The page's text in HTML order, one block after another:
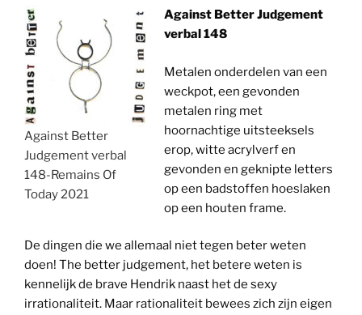
Against Better
Judgement verbal
148-Remains Of
Today 2021
Against Better Judgement
verbal 148
Metalen onderdelen van een
weckpot, een gevonden
metalen ring met
hoornachtige uitsteeksels
erop, witte acrylverf en
gevonden en geknipte letters
op een badstoffen hoeslaken
op een houten frame.
De dingen die we allemaal niet tegen beter weten
doen! The better judgement, het betere weten is
kennelijk de brave Hendrik naast het de sexy
irrationaliteit. Maar rationaliteit bewees zich zijn eigen